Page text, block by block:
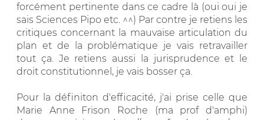
forcément pertinente dans ce cadre là (oui oui je
sais Sciences Pipo etc. ^^) Par contre je retiens les
critiques concernant la mauvaise articulation du
plan et de la problématique je vais retravailler
tout ça. Je retiens aussi la jurisprudence et le
droit constitutionnel, je vais bosser ça.
Pour la définiton d'efficacité, j'ai prise celle que
Marie Anne Frison Roche (ma prof d'amphi)